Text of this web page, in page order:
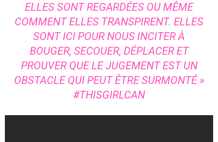
ELLES SONT REGARDÉES OU MÊME
COMMENT ELLES TRANSPIRENT. ELLES
SONT ICI POUR NOUS INCITER À
BOUGER, SECOUER, DÉPLACER ET
PROUVER QUE LE JUGEMENT EST UN
OBSTACLE QUI PEUT ÊTRE SURMONTÉ »
#THISGIRLCAN